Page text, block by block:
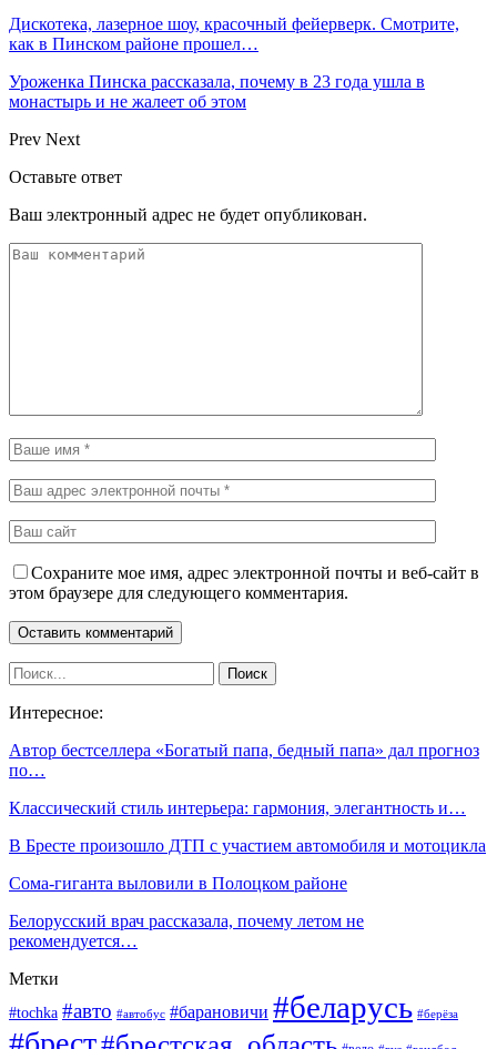
Дискотека, лазерное шоу, красочный фейерверк. Смотрите,
как в Пинском районе прошел…
Уроженка Пинска рассказала, почему в 23 года ушла в
монастырь и не жалеет об этом
Prev Next
Оставьте ответ
Ваш электронный адрес не будет опубликован.
Сохраните мое имя, адрес электронной почты и веб-сайт в
этом браузере для следующего комментария.
Интересное:
Автор бестселлера «Богатый папа, бедный папа» дал прогноз
по…
Классический стиль интерьера: гармония, элегантность и…
В Бресте произошло ДТП с участием автомобиля и мотоцикла
Сома-гиганта выловили в Полоцком районе
Белорусский врач рассказала, почему летом не
рекомендуется…
Метки
#tochka #авто #автобус #барановичи #беларусь #берёза